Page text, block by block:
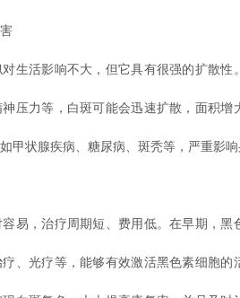
活影响不大，但它具有很强的扩散性
压力等，白斑可能会迅速扩散，面积增
甲状腺疾病、糖尿病、斑秃等，严重影响
容易，治疗周期短、费用低。在早期，黑
、光疗等，能够有效激活黑色素细胞的